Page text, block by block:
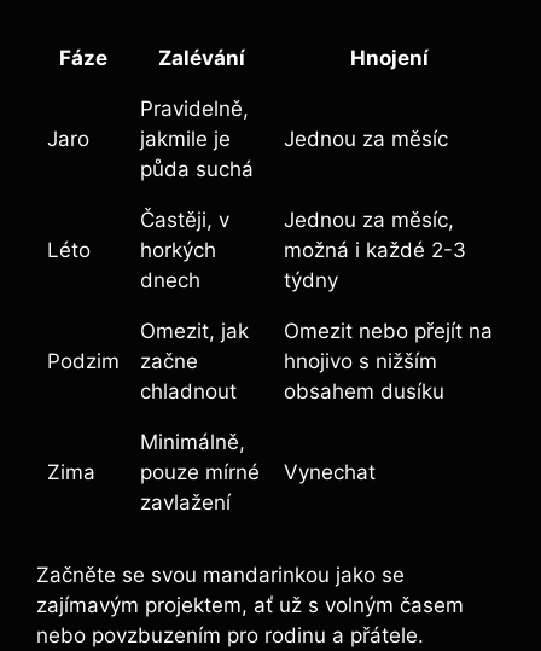
Fáze Zalévání Hnojení
Jaro
Pravidelně,
jakmile je
půda suchá
Jednou za měsíc
Léto
Častěji, v
horkých
dnech
Jednou za měsíc,
možná i každé 2-3
týdny
Podzim
Omezit, jak
začne
chladnout
Omezit nebo přejít na
hnojivo s nižším
obsahem dusíku
Zima
Minimálně,
pouze mírné
zavlažení
Vynechat
Začněte se svou mandarinkou jako se
zajímavým projektem, ať už s volným časem
nebo povzbuzením pro rodinu a přátele.